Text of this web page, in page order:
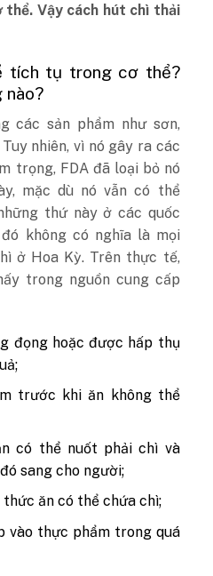
thể. Vậy cách hút chì thải
tích tụ trong cơ thể?
nào?
các sản phẩm như sơn,
nhiên, vì nó gây ra các
trọng, FDA đã loại bỏ nó
mặc dù nó vẫn có thể
thứ này ở các quốc
không có nghĩa là mọi
ở Hoa Kỳ. Trên thực tế,
trong nguồn cung cấp
đọng hoặc được hấp thụ
trước khi ăn không thể
có thể nuốt phải chì và
sang cho người;
ăn có thể chứa chì;
vào thực phẩm trong quá